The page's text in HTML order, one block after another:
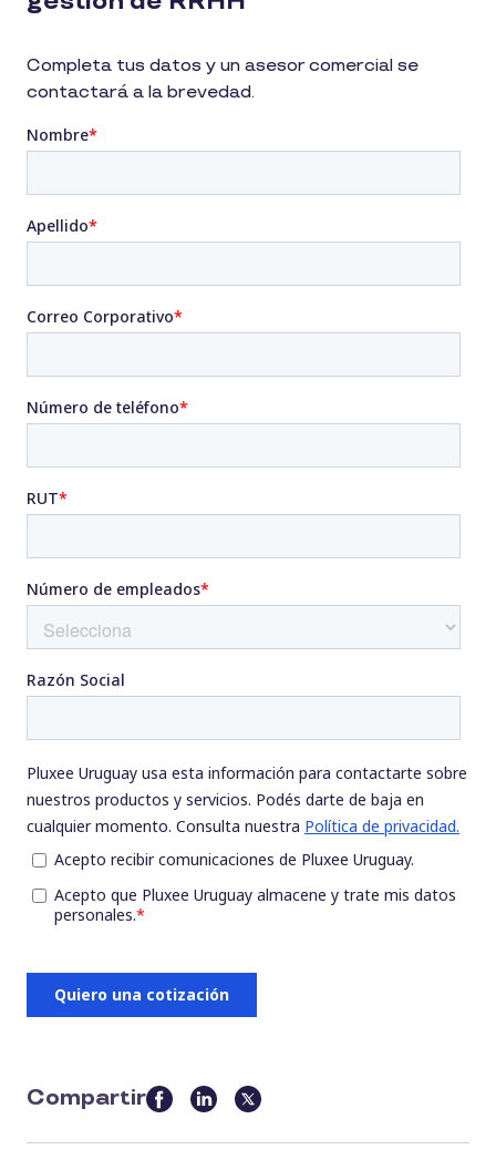
Completa tus datos y un asesor comercial se
contactará a la brevedad.
Compartir
this
article